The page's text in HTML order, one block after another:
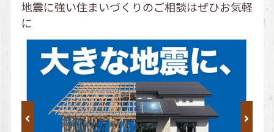
地震に強い住まいづくりのご相談はぜひお気軽
に